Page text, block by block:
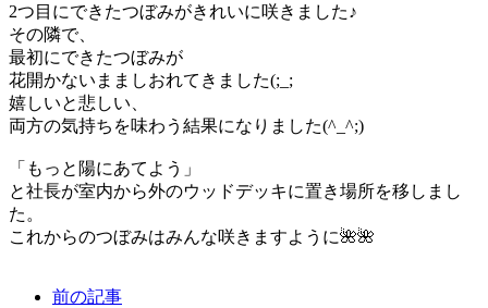
2つ目にできたつぼみがきれいに咲きました♪
その隣で、
最初にできたつぼみが
花開かないまましおれてきました(;_;
嬉しいと悲しい、
両方の気持ちを味わう結果になりました(^_^;)
「もっと陽にあてよう」
と社長が室内から外のウッドデッキに置き場所を移しまし
た。
これからのつぼみはみんな咲きますように🌺🌺
前の記事